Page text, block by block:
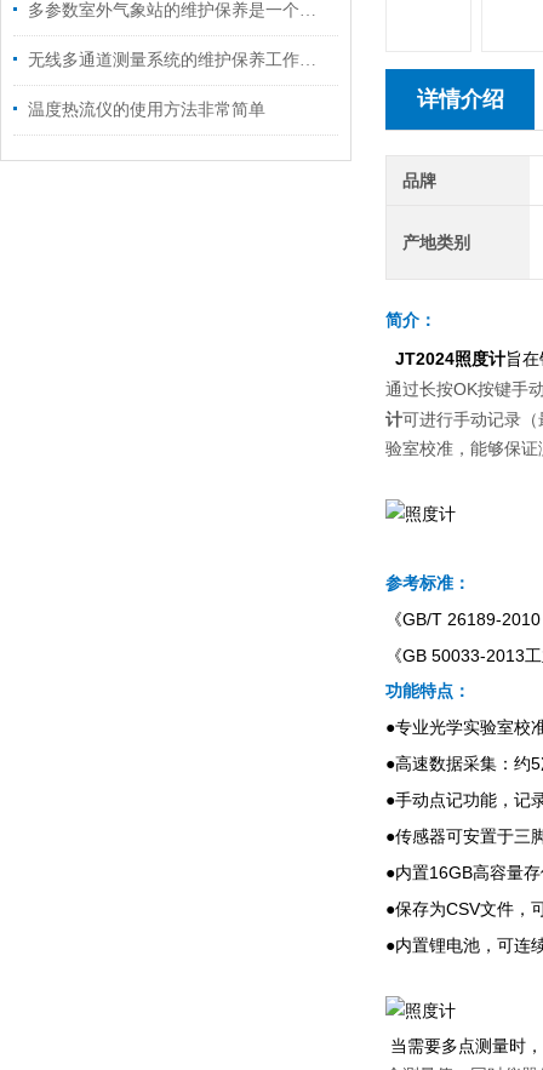
多参数室外气象站的维护保养是一个综合性的过程
无线多通道测量系统的维护保养工作至关重要
温度热流仪的使用方法非常简单 详情介绍
品牌
产地类别
简介：
JT2024照度计旨
通过长按OK按键手
计可进行手动记录（
验室校准，能够保
参考标准：
《GB/T 26189-
《GB 50033-2013
功能特点：
●专业光学实验室校
●高速数据采集：约5
●手动点记功能，记
●传感器可安置于三
●内置16GB高容量
●保存为CSV文件，
●内置锂电池，可连
当需要多点测量时